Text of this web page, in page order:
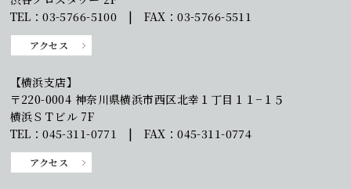
TEL：03-5766-5100 | FAX：03-5766-5511
アクセス
【横浜支店】
〒220-0004 神奈川県横浜市西区北幸１丁目１１−１５
横浜ＳＴビル 7F
TEL：045-311-0771 | FAX：045-311-0774
アクセス